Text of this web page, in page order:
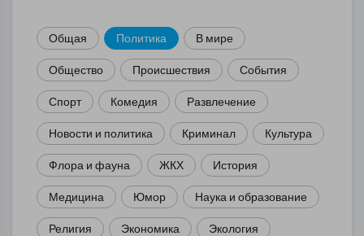
Общая Политика В мире
Общество Происшествия События
Спорт Комедия Развлечение
Новости и политика Криминал Культура
Флора и фауна ЖКХ История
Медицина Юмор Наука и образование
Религия Экономика Экология